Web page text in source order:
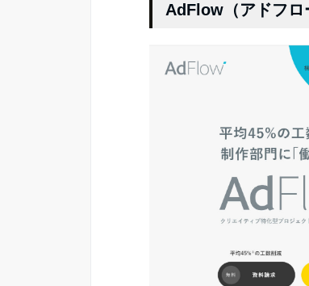
AdFlow（アドフロ